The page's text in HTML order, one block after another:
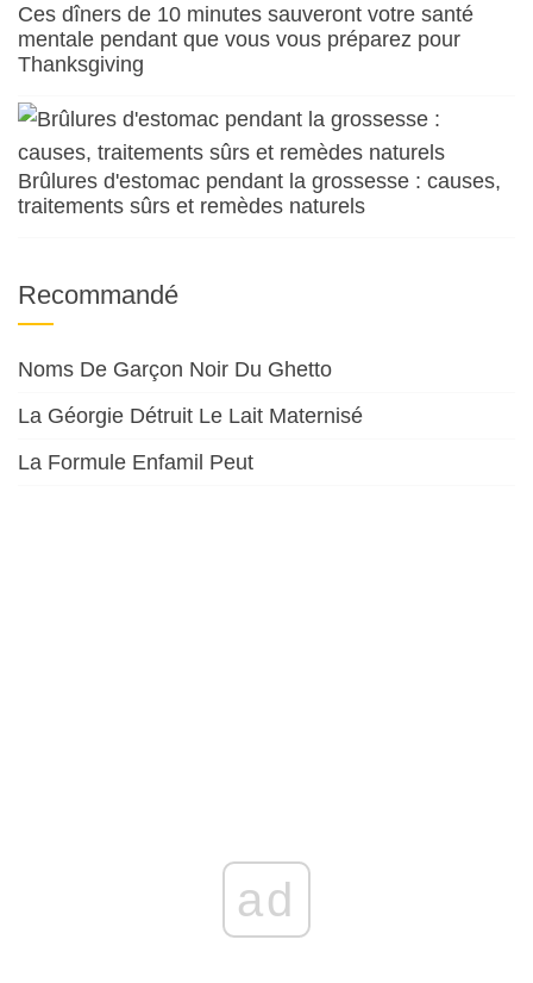
Ces dîners de 10 minutes sauveront votre santé
mentale pendant que vous vous préparez pour
Thanksgiving
Brûlures d'estomac pendant la grossesse : causes,
traitements sûrs et remèdes naturels
Recommandé
Noms De Garçon Noir Du Ghetto
La Géorgie Détruit Le Lait Maternisé
La Formule Enfamil Peut
ad